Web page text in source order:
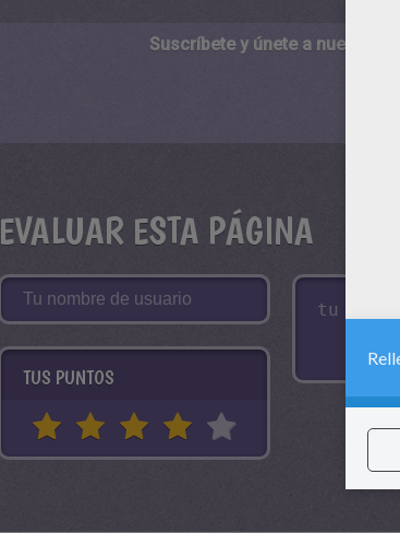
Suscríbete y únete a nuestro
EVALUAR ESTA PÁGINA
TUS PUNTOS